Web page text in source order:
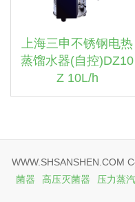
上海三申不锈钢电热
蒸馏水器(自控)DZ10
Z 10L/h
WWW.SHSANSHEN.COM
菌器
高压灭菌器 压力蒸